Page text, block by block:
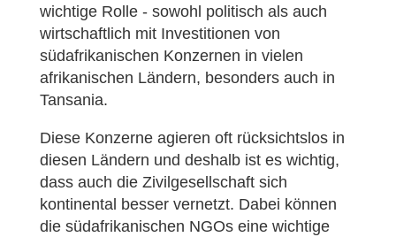
wichtige Rolle - sowohl politisch als auch
wirtschaftlich mit Investitionen von
südafrikanischen Konzernen in vielen
afrikanischen Ländern, besonders auch in
Tansania.
Diese Konzerne agieren oft rücksichtslos in
diesen Ländern und deshalb ist es wichtig,
dass auch die Zivilgesellschaft sich
kontinental besser vernetzt. Dabei können
die südafrikanischen NGOs eine wichtige